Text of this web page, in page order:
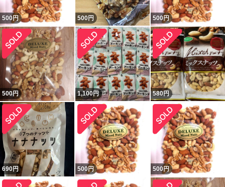
500円 500円 500円
500円 1,100円 580円
690円 500円 500円